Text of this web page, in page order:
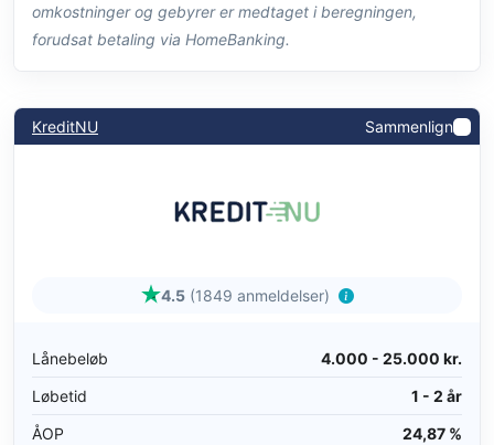
omkostninger og gebyrer er medtaget i beregningen,
forudsat betaling via HomeBanking.
KreditNU Sammenlign
4.5 (1849 anmeldelser)
Lånebeløb
4.000 - 25.000 kr.
Løbetid
1 - 2 år
ÅOP
24,87 %